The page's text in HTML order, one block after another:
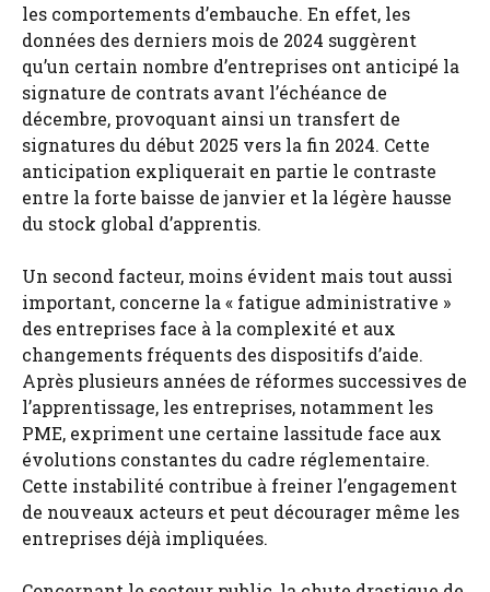
les comportements d’embauche. En effet, les
données des derniers mois de 2024 suggèrent
qu’un certain nombre d’entreprises ont anticipé la
signature de contrats avant l’échéance de
décembre, provoquant ainsi un transfert de
signatures du début 2025 vers la fin 2024. Cette
anticipation expliquerait en partie le contraste
entre la forte baisse de janvier et la légère hausse
du stock global d’apprentis.
Un second facteur, moins évident mais tout aussi
important, concerne la « fatigue administrative »
des entreprises face à la complexité et aux
changements fréquents des dispositifs d’aide.
Après plusieurs années de réformes successives de
l’apprentissage, les entreprises, notamment les
PME, expriment une certaine lassitude face aux
évolutions constantes du cadre réglementaire.
Cette instabilité contribue à freiner l’engagement
de nouveaux acteurs et peut décourager même les
entreprises déjà impliquées.